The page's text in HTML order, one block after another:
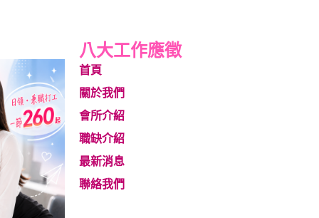
八大工作應徵
首頁
關於我們
會所介紹
職缺介紹
最新消息
聯絡我們